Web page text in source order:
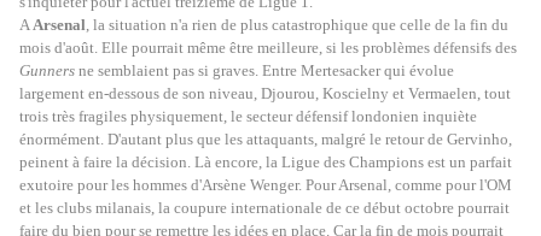
AArsenal, la situation n'a rien de plus catastrophique que celle de la fin du
mois d'août. Elle pourrait même être meilleure, si les problèmes défensifs des
Gunners ne semblaient pas si graves. Entre Mertesacker qui évolue
largement en-dessous de son niveau, Djourou, Koscielny et Vermaelen, tout
trois très fragiles physiquement, le secteur défensif londonien inquiète
énormément. D'autant plus que les attaquants, malgré le retour de Gervinho,
peinent à faire la décision. Là encore, la Ligue des Champions est un parfait
exutoire pour les hommes d'Arsène Wenger. Pour Arsenal, comme pour l'OM
et les clubs milanais, la coupure internationale de ce début octobre pourrait
faire du bien pour se remettre les idées en place. Car la fin de mois pourrait